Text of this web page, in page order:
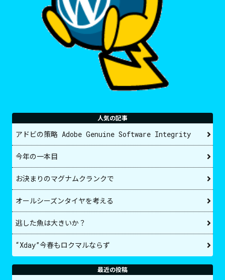
人気の記事
アドビの策略 Adobe Genuine Software Integrity
今年の一本目
お決まりのマグナムクランクで
オールシーズンタイヤを考える
逃した魚は大きいか？
“Xday”今春もロクマルならず
最近の投稿